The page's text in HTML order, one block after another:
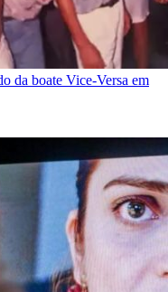
da boate Vice-Versa em